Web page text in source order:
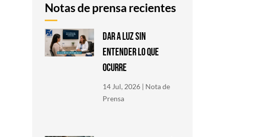
DAR A LUZ SIN
ENTENDER LO QUE
OCURRE
14 Jul, 2026 | Nota de
Prensa
Notas de prensa recientes